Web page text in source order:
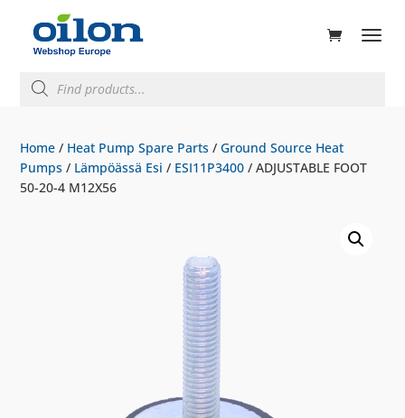
search
Home / Heat Pump Spare Parts /Ground Source Heat
Pumps / Lämpöässä Esi / ESI11P3400 / ADJUSTABLE FOOT
50-20-4 M12X56